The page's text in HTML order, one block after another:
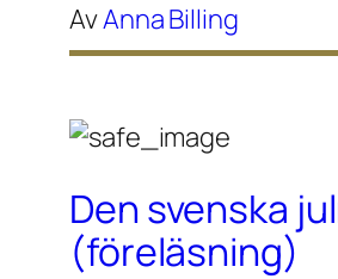
AvAnna Billing
Den svenska
(föreläsning)